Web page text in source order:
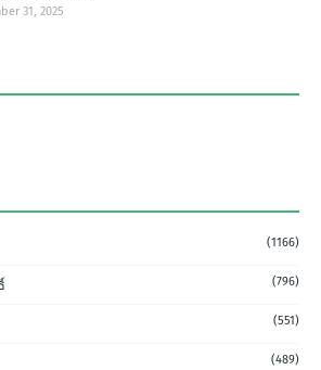
31, 2025
(1166)
(796)
(551)
(489)